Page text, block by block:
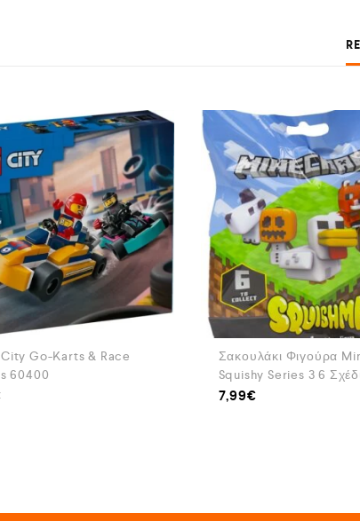
City Go-Karts & Race
60400
Σακουλάκι Φιγούρα
Squishy Series 3 6
7,99€